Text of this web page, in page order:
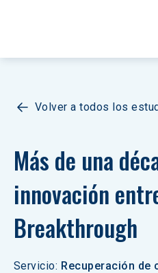
Volver a todos los
Más de una
innovación
Breakthrough
Servicio: Recuperación de